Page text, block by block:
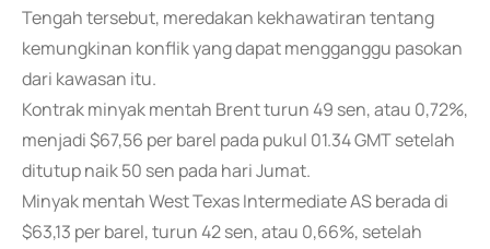
Tengah tersebut, meredakan kekhawatiran tentang
kemungkinan konflik yang dapat mengganggu pasokan
dari kawasan itu.
Kontrak minyak mentah Brent turun 49 sen, atau 0,72%,
menjadi $67,56 per barel pada pukul 01.34 GMT setelah
ditutup naik 50 sen pada hari Jumat.
Minyak mentah West Texas Intermediate AS berada di
$63,13 per barel, turun 42 sen, atau 0,66%, setelah